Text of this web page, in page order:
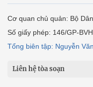
Cơ quan chủ quản: Bộ
Số giấy phép: 146/GP-
Tổng biên tập: Nguyễn
Liên hệ tòa soạn